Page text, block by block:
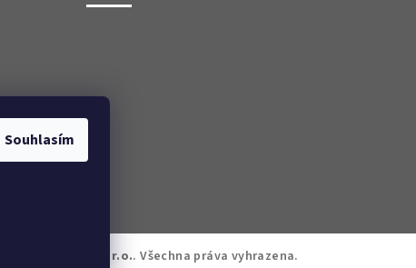
Souhlasím
Aroma WORLD CZ s.r.o.. Všechna práva vyhrazena.